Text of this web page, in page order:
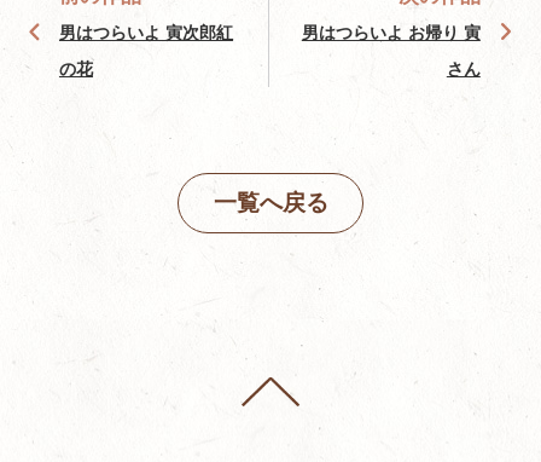
男はつらいよ 寅次郎紅
の花
男はつらいよ お帰り 寅
さん
一覧へ戻る